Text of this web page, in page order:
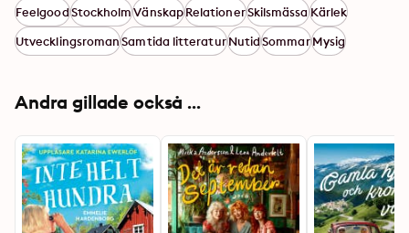
FeelgoodStockholmVänskapRelationerSkilsmässaKärlek
UtvecklingsromanSamtida litteraturNutidSommarMysig
Andra gillade också ...